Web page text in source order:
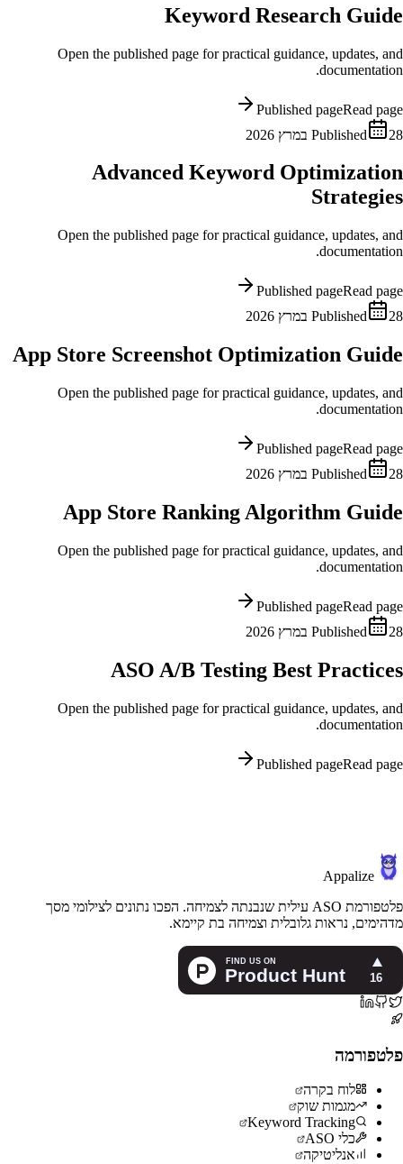
Keyword Research Guide
Open the published page for practical guidance, updates, and
documentation.
Published pageRead page
Published
28 במרץ 2026
Advanced Keyword Optimization
Strategies
Open the published page for practical guidance, updates, and
documentation.
Published pageRead page
Published
28 במרץ 2026
App Store Screenshot Optimization Guide
Open the published page for practical guidance, updates, and
documentation.
Published pageRead page
Published
28 במרץ 2026
App Store Ranking Algorithm Guide
Open the published page for practical guidance, updates, and
documentation.
Published pageRead page
Published
28 במרץ 2026
ASO A/B Testing Best Practices
Open the published page for practical guidance, updates, and
documentation.
Published pageRead page
Appalize
פלטפורמת ASO עילית שנבנתה לצמיחה. הפכו נתונים לצילומי מסך
מדהימים, נראות גלובלית וצמיחה בת קיימא.
פלטפורמה
לוח בקרה
מגמות שוק
Keyword Tracking
כלי ASO
אנליטיקה